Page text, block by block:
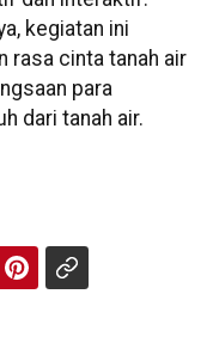
kegiatan ini
rasa cinta tanah air
para
dari tanah air.